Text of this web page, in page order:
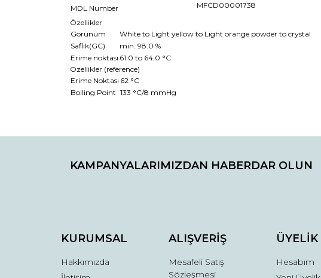
MDL Number
MFCD00001738
Özellikler
Görünüm
White to Light yellow to Light orange powder to crystal
Saflık(GC)
min. 98.0 %
Erime noktası 61.0 to 64.0 °C
Özellikler (reference)
Erime Noktası 62 °C
Boiling Point 133 °C/8 mmHg
Görüş ve önerileriniz için teşekkür ederiz.
Ürün resmi kalitesiz, bozuk veya görüntülenemiyor.
Bu ürüne benzer farklı alternatifler olmalı.
KAMPANYALARIMIZDAN HABERDAR OLUN
KURUMSAL
Hakkımızda
ALIŞVERİŞ
Mesafeli Satış
Sözleşmesi
ÜYELİK
Hesabım